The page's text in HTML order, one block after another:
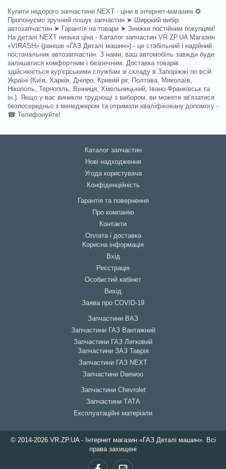
Купити недорого запчастини NEXT - ціни в інтернет-магазині ✪
Пропонуємо зручний пошук запчастин ➤ Широкий вибір
автозапчастин ➤ Гарантія на товари ➤ Знижки постійним покупцям!
На деталі NEXT низька ціна - Каталог запчастин VR.ZP.UA Магазин
«VIRASH» (раніше «ГАЗ Деталі машин») - це стабільний і надійний
постачальник автозапчастин. З нами, ваш автомобіль завжди буде
залишатися комфортним і безпечним. Доставка товарів
здійснюється кур'єрськими службам зі складу в Запоріжжі по всій
Україні (Київ, Харків, Дніпро, Кривий ріг, Полтава, Миколаїв,
Нікополь, Тернопіль, Вінниця, Хмельницький, Івано-Франківськ та
ін.). Якщо у вас виникли труднощі з вибором, ви можете зв'язатися
безпосередньо з менеджером та отримати кваліфіковану допомогу -
☎ Телефонуйте!
Каталог запчастин
Нові надходження
Угода користувача
Конфіденційність
Гарантія та повернення
Про компанію
Контакти
Оплата і доставка
Корисна інформація
Вхід
Реєстрація
Особистий кабінет
Вихід
Заява про COVID-19
Запчастини ВАЗ
Запчастини ГАЗ Вантажний
Запчастини ГАЗ Легковий
Запчастини ЗАЗ Таврія
Запчастини ГАЗ NEXT
Запчастини Daewoo
Запчастини Chevrolet
Запчастини ТАТА
Експлуатаційні матеріали
© 2014-2026 VR.ZP.UA - Інтернет магазин «ГАЗ Деталі машин». Всі
права захищені